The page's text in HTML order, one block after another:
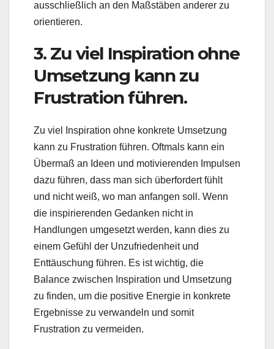
ausschließlich an den Maßstäben anderer zu
orientieren.
3. Zu viel Inspiration ohne
Umsetzung kann zu
Frustration führen.
Zu viel Inspiration ohne konkrete Umsetzung
kann zu Frustration führen. Oftmals kann ein
Übermaß an Ideen und motivierenden Impulsen
dazu führen, dass man sich überfordert fühlt
und nicht weiß, wo man anfangen soll. Wenn
die inspirierenden Gedanken nicht in
Handlungen umgesetzt werden, kann dies zu
einem Gefühl der Unzufriedenheit und
Enttäuschung führen. Es ist wichtig, die
Balance zwischen Inspiration und Umsetzung
zu finden, um die positive Energie in konkrete
Ergebnisse zu verwandeln und somit
Frustration zu vermeiden.